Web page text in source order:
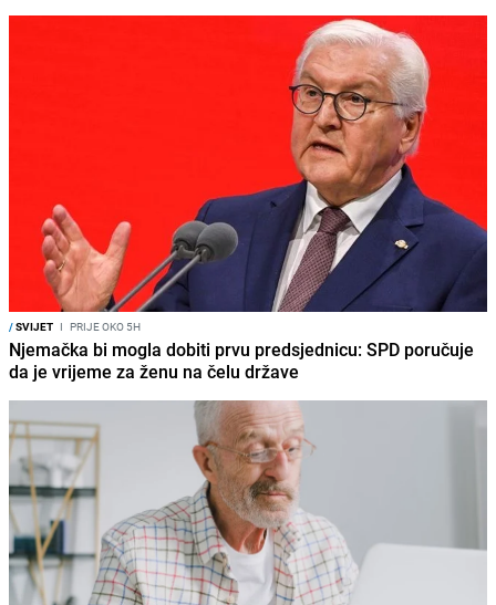
/SVIJET I PRIJE OKO 5H
Njemačka bi mogla dobiti prvu predsjednicu: SPD poručuje
da je vrijeme za ženu na čelu države